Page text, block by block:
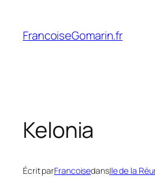
contenu
FrancoiseGomarin.fr
Kelonia
Écrit parFrancoisedansIle de la